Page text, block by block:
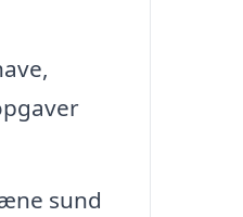
sund